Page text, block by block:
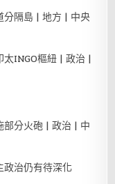
隔島 | 地方 | 中央
INGO樞紐 | 政治 |
分火砲 | 政治 | 中
政治仍有待深化